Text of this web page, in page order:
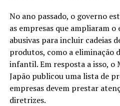
No ano passado, o governo
as empresas que ampliaram o
abusivas para incluir cadeias
produtos, como a eliminação
infantil. Em resposta a isso, o
Japão publicou uma lista de
empresas devem prestar
diretrizes.